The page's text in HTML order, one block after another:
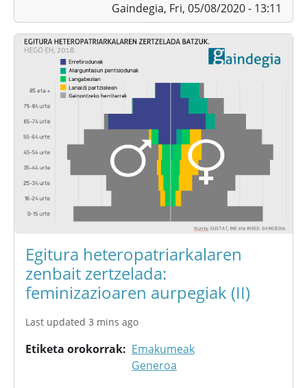
Gaindegia, Fri, 05/08/2020 - 13:11
Egitura heteropatriarkalaren
zenbait zertzelada:
feminizazioaren aurpegiak (II)
Last updated 3 mins ago
Etiketa orokorrak
Emakumeak
Generoa